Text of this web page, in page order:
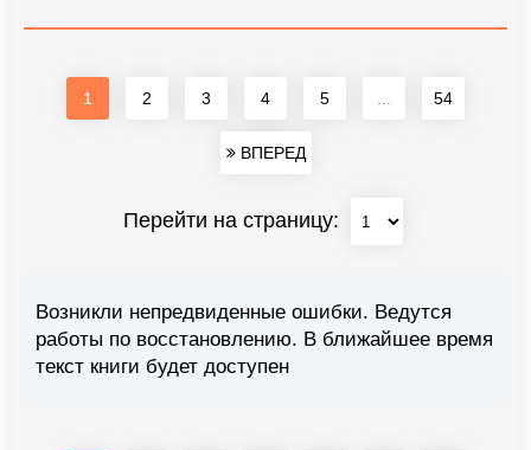
1 2 3 4 5 54
ВПЕРЕД
Перейти на страницу:
Возникли непредвиденные ошибки. Ведутся
работы по восстановлению. В ближайшее время
текст книги будет доступен